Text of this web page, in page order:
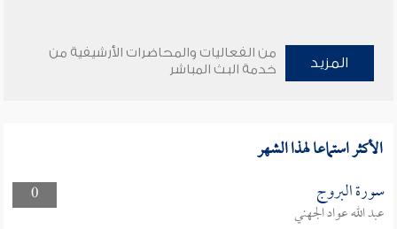
المزيد
من الفعاليات والمحاضرات الأرشيفية من
خدمة البث المباشر
الأكثر استماعا لهذا الشهر
0 سورة البروج
عبد الله عواد الجهني